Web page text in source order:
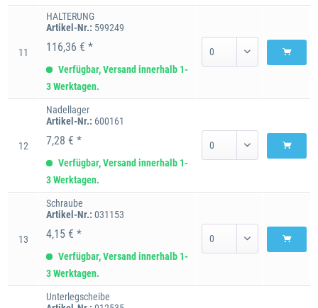
11
HALTERUNG
Artikel-Nr.: 599249
116,36 € *
Verfügbar, Versand innerhalb 1-
3 Werktagen.
12
Nadellager
Artikel-Nr.: 600161
7,28 € *
Verfügbar, Versand innerhalb 1-
3 Werktagen.
13
Schraube
Artikel-Nr.: 031153
4,15 € *
Verfügbar, Versand innerhalb 1-
3 Werktagen.
Unterlegscheibe